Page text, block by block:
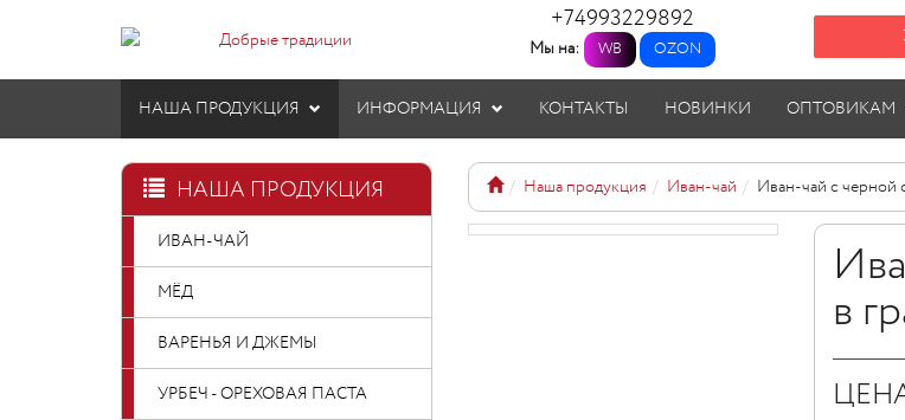
+74993229892
Мы на: WB OZON
НАША ПРОДУКЦИЯ ИНФОРМАЦИЯ КОНТАКТЫ НОВИНКИ ОПТОВИКАМ
НАША ПРОДУКЦИЯ
ИВАН-ЧАЙ
МЁД
ВАРЕНЬЯ И ДЖЕМЫ
УРБЕЧ - ОРЕХОВАЯ ПАСТА
Наша продукция Иван-чай Иван-чай с черной
в